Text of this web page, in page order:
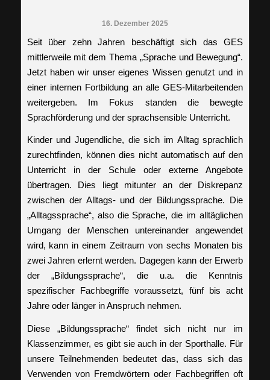
16. Dezember 2025
Seit über zehn Jahren beschäftigt sich das GES
mittlerweile mit dem Thema „Sprache und Bewegung“.
Jetzt haben wir unser eigenes Wissen genutzt und in
einer internen Fortbildung an alle GES-Mitarbeitenden
weitergeben. Im Fokus standen die bewegte
Sprachförderung und der sprachsensible Unterricht.
Kinder und Jugendliche, die sich im Alltag sprachlich
zurechtfinden, können dies nicht automatisch auf den
Unterricht in der Schule oder externe Angebote
übertragen. Dies liegt mitunter an der Diskrepanz
zwischen der Alltags- und der Bildungssprache. Die
„Alltagssprache“, also die Sprache, die im alltäglichen
Umgang der Menschen untereinander angewendet
wird, kann in einem Zeitraum von sechs Monaten bis
zwei Jahren erlernt werden. Dagegen kann der Erwerb
der „Bildungssprache“, die u.a. die Kenntnis
spezifischer Fachbegriffe voraussetzt, fünf bis acht
Jahre oder länger in Anspruch nehmen.
Diese „Bildungssprache“ findet sich nicht nur im
Klassenzimmer, es gibt sie auch in der Sporthalle. Für
unsere Teilnehmenden bedeutet das, dass sich das
Verwenden von Fremdwörtern oder Fachbegriffen oft